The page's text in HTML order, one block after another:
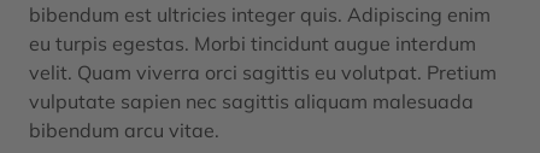
bibendum est ultricies integer quis. Adipiscing enim
eu turpis egestas. Morbi tincidunt augue interdum
velit. Quam viverra orci sagittis eu volutpat. Pretium
vulputate sapien nec sagittis aliquam malesuada
bibendum arcu vitae.